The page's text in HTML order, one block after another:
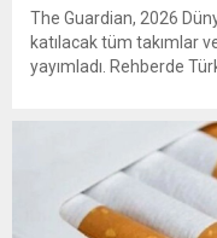
The Guardian, 2026
katılacak tüm takımlar
yayımladı. Rehberde
yaratmaya hazır” olarak
Arda Güler gösterildi.